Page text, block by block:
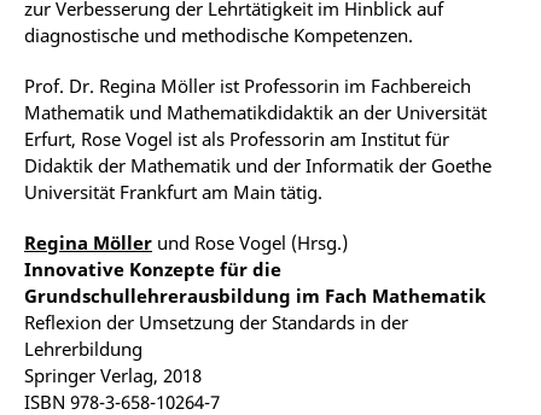
zur Verbesserung der Lehrtätigkeit im Hinblick auf
diagnostische und methodische Kompetenzen.
Prof. Dr. Regina Möller ist Professorin im Fachbereich
Mathematik und Mathematikdidaktik an der Universität
Erfurt, Rose Vogel ist als Professorin am Institut für
Didaktik der Mathematik und der Informatik der Goethe
Universität Frankfurt am Main tätig.
Regina Möller und Rose Vogel (Hrsg.)
Innovative Konzepte für die
Grundschullehrerausbildung im Fach Mathematik
Reflexion der Umsetzung der Standards in der
Lehrerbildung
Springer Verlag, 2018
ISBN 978-3-658-10264-7